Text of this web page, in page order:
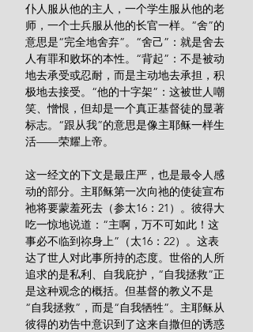
仆人服从他的主人，一个学生服从他的老
师，一个士兵服从他的长官一样。“舍”的
意思是“完全地舍弃”。“舍己”：就是舍去
人有罪和败坏的本性。“背起”：不是被动
地去承受或忍耐，而是主动地去承担，积
极地去接受。“他的十字架”：这被世人嘲
笑、憎恨，但却是一个真正基督徒的显著
标志。“跟从我”的意思是像主耶稣一样生
活——荣耀上帝。
这一经文的下文是最庄严，也是最令人感
动的部分。主耶稣第一次向祂的使徒宣布
祂将要蒙羞死去（参太16：21）。彼得大
吃一惊地说道：“主啊，万不可如此！这
事必不临到祢身上”（太16：22）。这表
达了世人对此事所持的态度。世俗的人所
追求的是私利、自我庇护，“自我拯救”正
是这种观念的概括。但基督的教义不是
“自我拯救”，而是“自我牺牲”。主耶稣从
彼得的劝告中意识到了这来自撒但的诱惑